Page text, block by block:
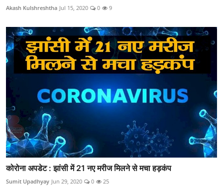
Akash Kulshreshtha Jul 15, 2020 0 9
कोरोना अपडेट : झांसी में 21 नए मरीज मिलने से मचा हड़कंप
Sumit Upadhyay Jun 29, 2020 0 25